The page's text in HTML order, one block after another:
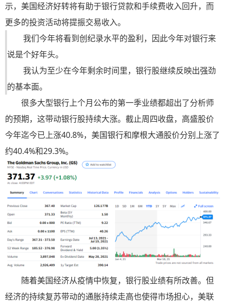
示，美国经济好转将有助于银行贷款和手续费收入回升，而
更多的投资活动将提振交易收入。
我们今年将看到创纪录水平的盈利，因此今年对银行来
说是个好年头。
我认为至少在今年剩余时间里，银行股继续反映出强劲
的基本面。
很多大型银行上个月公布的第一季业绩都超出了分析师
的预期，这带动银行股持续大涨。截止周四收盘，高盛股价
今年迄今已上涨40.8%，美国银行和摩根大通股价分别上涨了
约40.4%和29.3%。
随着美国经济从疫情中恢复，银行股业绩有所改善。但
经济的持续复苏带动的通胀持续走高也使得市场担心，美联